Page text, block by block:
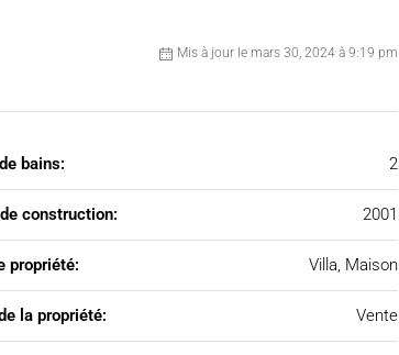
Mis à jour le mars 30, 2024 à 9:19 pm
bains: 2
construction: 2001
propriété: Villa, Maison
la propriété: Vente